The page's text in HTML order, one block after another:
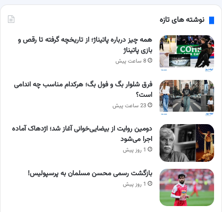
نوشته های تازه
همه چیز درباره پاتیناژ؛ از تاریخچه گرفته تا رقص و
بازی پاتیناژ
8 ساعت پیش
فرق شلوار بگ و فول بگ؛ هرکدام مناسب چه اندامی
است؟
23 ساعت پیش
دومین روایت از بیضایی‌خوانی آغاز شد؛ اژدهاک آماده
اجرا می‌شود
1 روز پیش
بازگشت رسمی محسن مسلمان به پرسپولیس!
1 روز پیش